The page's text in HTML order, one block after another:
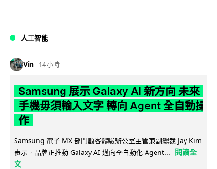
人工智能
Vin 14 小時
Samsung 展示 Galaxy AI 新方向 未來
手機毋須輸入文字 轉向 Agent 全自動操
作
Samsung 電子 MX 部門顧客體驗辦公室主管兼副總裁 Jay Kim
表示，品牌正推動 Galaxy AI 邁向全自動化 Agent...
閱讀全
文